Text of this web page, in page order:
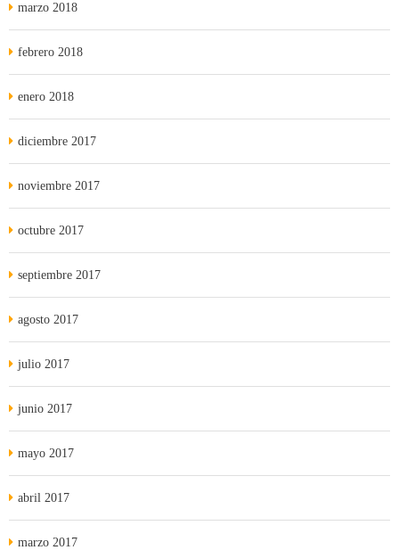
marzo 2018
febrero 2018
enero 2018
diciembre 2017
noviembre 2017
octubre 2017
septiembre 2017
agosto 2017
julio 2017
junio 2017
mayo 2017
abril 2017
marzo 2017